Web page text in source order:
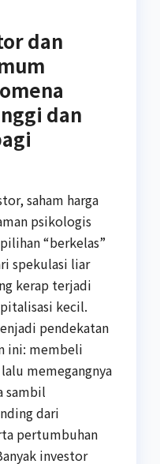
dan
dan
saham harga
psikologis
“berkelas”
spekulasi liar
kerap terjadi
kecil.
pendekatan
ini: membeli
memegangnya
sambil
dari
pertumbuhan
investor